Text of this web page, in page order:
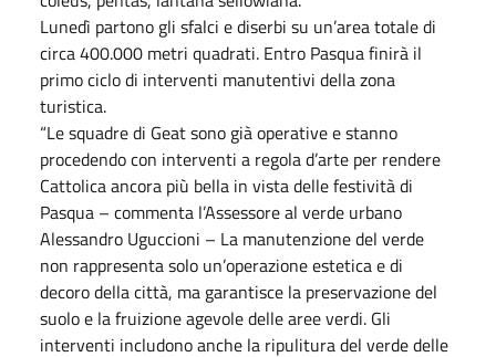
Lunedì partono gli sfalci e diserbi su un’area totale di
circa 400.000 metri quadrati. Entro Pasqua finirà il
primo ciclo di interventi manutentivi della zona
turistica.
“Le squadre di Geat sono già operative e stanno
procedendo con interventi a regola d’arte per rendere
Cattolica ancora più bella in vista delle festività di
Pasqua – commenta l’Assessore al verde urbano
Alessandro Uguccioni – La manutenzione del verde
non rappresenta solo un’operazione estetica e di
decoro della città, ma garantisce la preservazione del
suolo e la fruizione agevole delle aree verdi. Gli
interventi includono anche la ripulitura del verde delle